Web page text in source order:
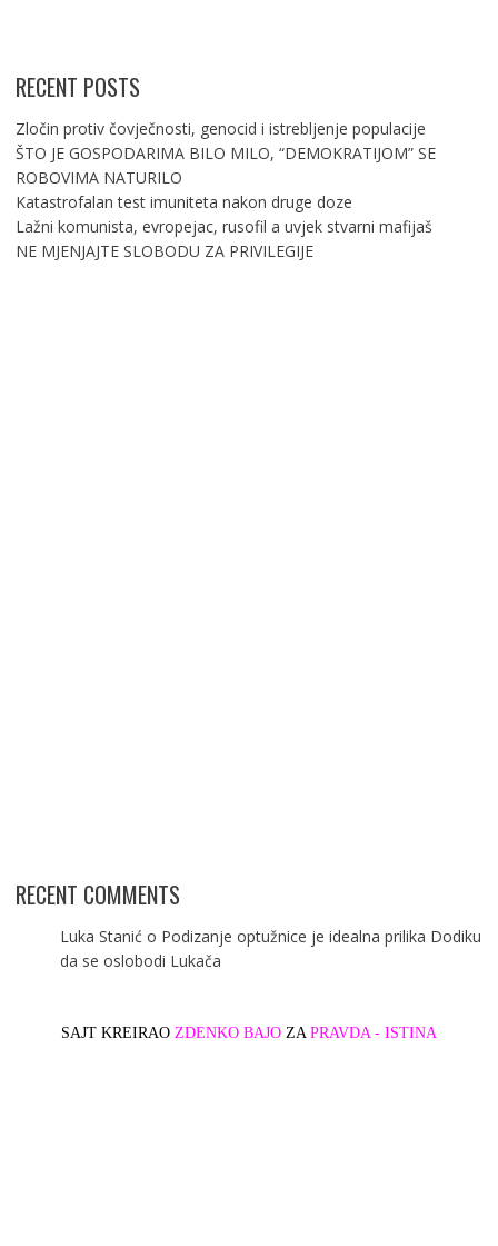
RECENT POSTS
Zločin protiv čovječnosti, genocid i istrebljenje populacije
ŠTO JE GOSPODARIMA BILO MILO, “DEMOKRATIJOM” SE
ROBOVIMA NATURILO
Katastrofalan test imuniteta nakon druge doze
Lažni komunista, evropejac, rusofil a uvjek stvarni mafijaš
NE MJENJAJTE SLOBODU ZA PRIVILEGIJE
RECENT COMMENTS
Luka Stanić o Podizanje optužnice je idealna prilika Dodiku
da se oslobodi Lukača
SAJT KREIRAO ZDENKO BAJO ZA PRAVDA - ISTINA